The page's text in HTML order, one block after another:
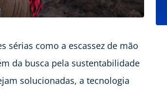
sérias como a escassez de mão
da busca pela sustentabilidade
solucionadas, a tecnologia